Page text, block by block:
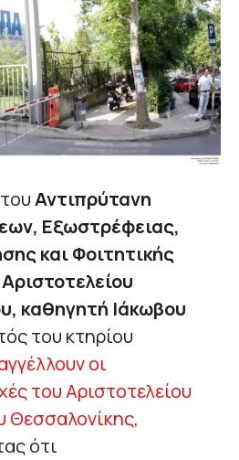
Αντιπρύτανη
Εξωστρέφειας,
και Φοιτητικής
καθηγητή Ιάκωβου
του κτηρίου
οι
του Αριστοτελείου
Θεσσαλονίκης,
ότι